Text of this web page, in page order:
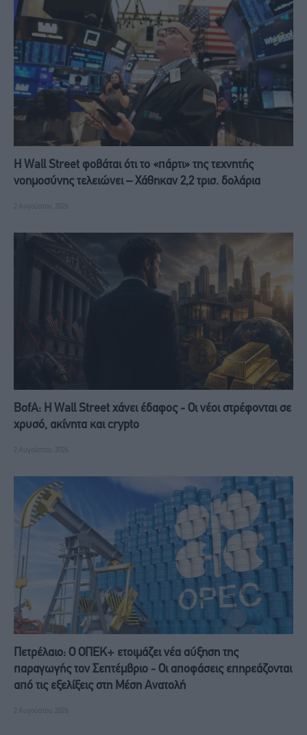
Η Wall Street φοβάται ότι το «πάρτι» της τεχνητής
νοημοσύνης τελειώνει – Χάθηκαν 2,2 τρισ. δολάρια
2 Αυγούστου, 2026
BofA: Η Wall Street χάνει έδαφος - Οι νέοι στρέφονται σε
χρυσό, ακίνητα και crypto
2 Αυγούστου, 2026
Πετρέλαιο: Ο ΟΠΕΚ+ ετοιμάζει νέα αύξηση της
παραγωγής τον Σεπτέμβριο - Οι αποφάσεις επηρεάζονται
από τις εξελίξεις στη Μέση Ανατολή
2 Αυγούστου, 2026